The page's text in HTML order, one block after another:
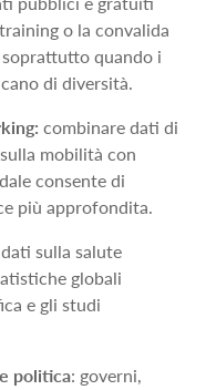
o la convalida
quando i
di diversità.
combinare dati di
mobilità con
consente di
più approfondita.
dati sulla salute
globali
e gli studi
politica: governi,